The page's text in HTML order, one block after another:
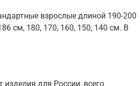
взрослые длиной 190-200
см, 180, 170, 160, 150, 140 см. В
для России, всего